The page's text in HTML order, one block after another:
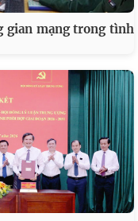
gian mạng trong tình